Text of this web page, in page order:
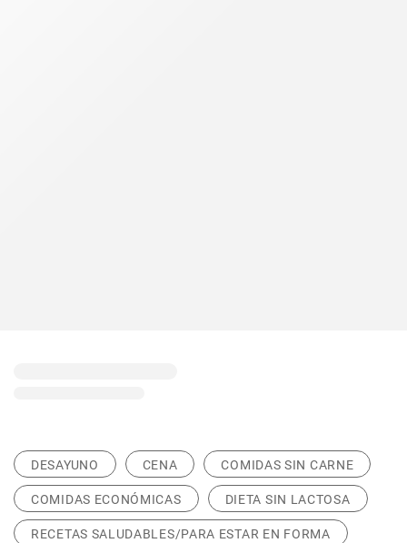
DESAYUNO CENA COMIDAS SIN CARNE
COMIDAS ECONÓMICAS DIETA SIN LACTOSA
RECETAS SALUDABLES/PARA ESTAR EN FORMA